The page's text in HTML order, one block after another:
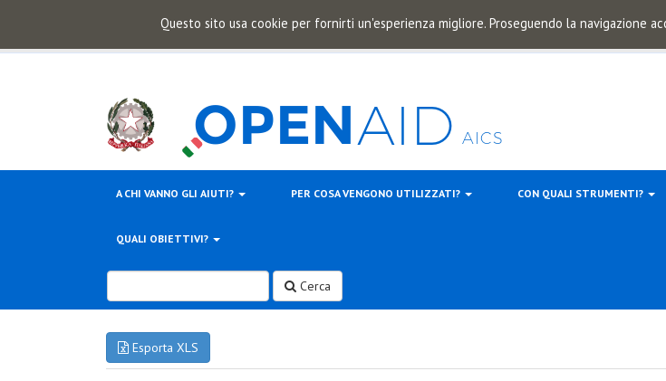
Questo sito usa cookie per fornirti un'esperienza migliore. Proseguendo la navigazione
A CHI VANNO GLI AIUTI? PER COSA VENGONO UTILIZZATI? CON QUALI STRUMENTI?
QUALI OBIETTIVI?
Cerca
Esporta XLS